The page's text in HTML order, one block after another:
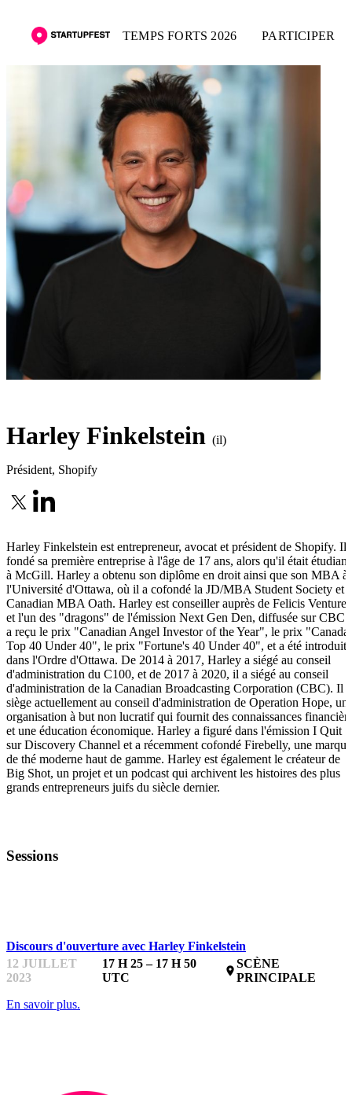
TEMPS FORTS 2026 PARTICIPER
Harley Finkelstein (il)
Président, Shopify
Harley Finkelstein est entrepreneur, avocat et président de Shopify. Il
fondé sa première entreprise à l'âge de 17 ans, alors qu'il était étudiant
à McGill. Harley a obtenu son diplôme en droit ainsi que son MBA à
l'Université d'Ottawa, où il a cofondé la JD/MBA Student Society et
Canadian MBA Oath. Harley est conseiller auprès de Felicis Ventures
et l'un des "dragons" de l'émission Next Gen Den, diffusée sur CBC.
a reçu le prix "Canadian Angel Investor of the Year", le prix
Top 40 Under 40", le prix "Fortune's 40 Under 40", et a été introduit
dans l'Ordre d'Ottawa. De 2014 à 2017, Harley a siégé au conseil
d'administration du C100, et de 2017 à 2020, il a siégé au conseil
d'administration de la Canadian Broadcasting Corporation (CBC). Il
siège actuellement au conseil d'administration de Operation Hope,
organisation à but non lucratif qui fournit des connaissances
et une éducation économique. Harley a figuré dans l'émission I Quit
sur Discovery Channel et a récemment cofondé Firebelly, une marque
de thé moderne haut de gamme. Harley est également le créateur de
Big Shot, un projet et un podcast qui archivent les histoires des plus
grands entrepreneurs juifs du siècle dernier.
Sessions
Discours d'ouverture avec Harley Finkelstein
12 JUILLET
2023
17 H 25 – 17 H 50
UTC
place
SCÈNE
PRINCIPALE
En savoir plus.